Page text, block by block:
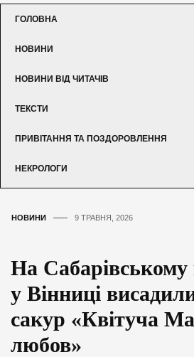
ГОЛОВНА
НОВИНИ
НОВИНИ ВІД ЧИТАЧІВ
ТЕКСТИ
ПРИВІТАННЯ ТА ПОЗДОРОВЛЕННЯ
НЕКРОЛОГИ
НОВИНИ 9 ТРАВНЯ, 2026
На Сабарівському
у Вінниці
сакур «Квітуча
любов»